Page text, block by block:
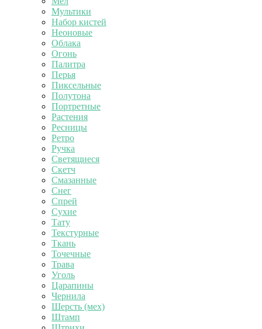
Мультики
Набор кистей
Неоновые
Облака
Огонь
Палитра
Перья
Пиксельные
Полутона
Портретные
Растения
Ресницы
Ретро
Ручка
Светящиеся
Скетч
Смазанные
Снег
Спрей
Сухие
Тату
Текстурные
Ткань
Точечные
Трава
Уголь
Царапины
Чернила
Шерсть (мех)
Штамп